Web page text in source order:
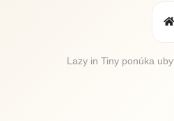
Lazy in Tiny ponúka